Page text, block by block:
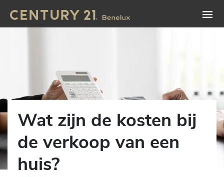
Wat zijn de kosten bij
de verkoop van een
huis?